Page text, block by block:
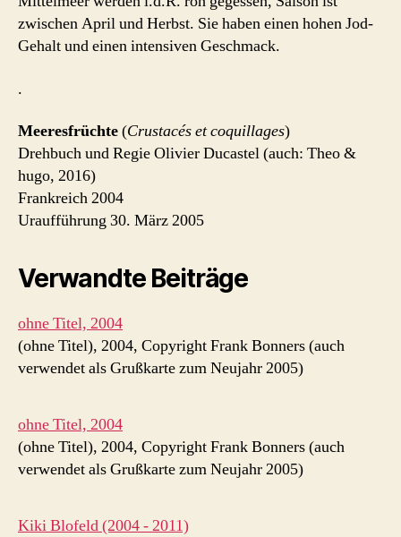
zwischen April und Herbst. Sie haben einen hohen Jod-
Gehalt und einen intensiven Geschmack.
.
Meeresfrüchte(Crustacés et coquillages)
Drehbuch und Regie Olivier Ducastel (auch: Theo &
hugo, 2016)
Frankreich 2004
Uraufführung 30. März 2005
Verwandte Beiträge
ohne Titel, 2004
(ohne Titel), 2004, Copyright Frank Bonners (auch
verwendet als Grußkarte zum Neujahr 2005)
ohne Titel, 2004
(ohne Titel), 2004, Copyright Frank Bonners (auch
verwendet als Grußkarte zum Neujahr 2005)
Kiki Blofeld (2004 - 2011)